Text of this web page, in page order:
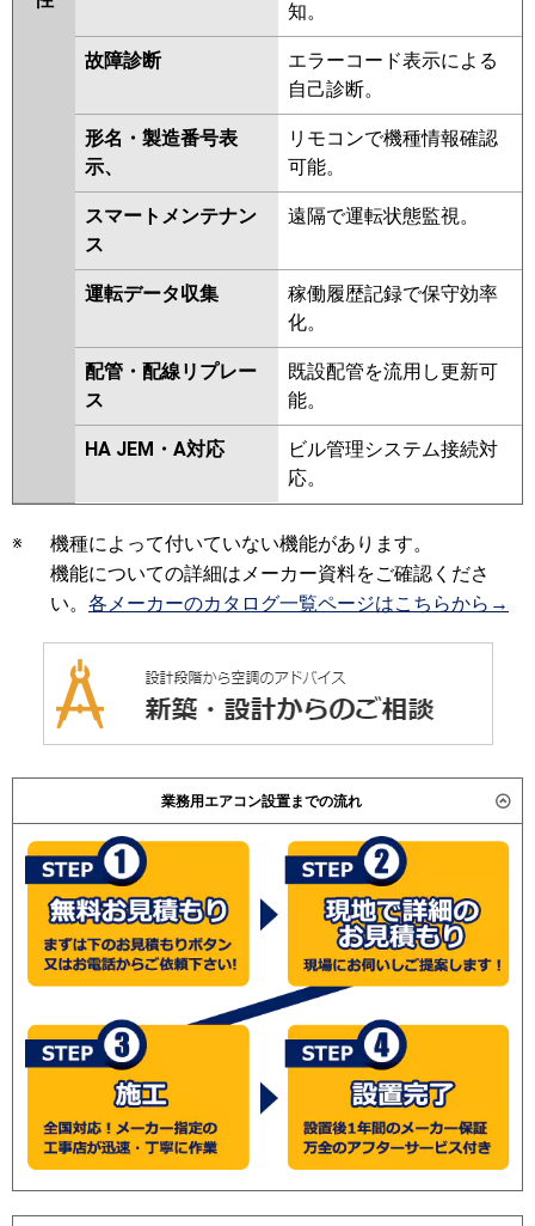
知。
故障診断
エラーコード表示による
自己診断。
形名・製造番号表
示、
リモコンで機種情報確認
可能。
スマートメンテナン
ス
遠隔で運転状態監視。
運転データ収集
稼働履歴記録で保守効率
化。
配管・配線リプレー
ス
既設配管を流用し更新可
能。
HA JEM・A対応
ビル管理システム接続対
応。
※
機種によって付いていない機能があります。
機能についての詳細はメーカー資料をご確認くださ
い。 各メーカーのカタログ一覧ページはこちらから→
業務用エアコン設置までの流れ